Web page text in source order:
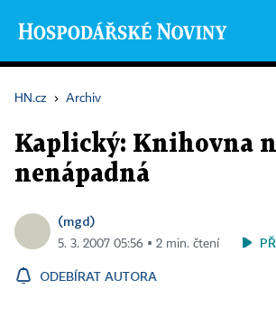
HN.cz › Archiv
Kaplický: Knihovna
nenápadná
(mgd)
5. 3. 2007 05:56 ▪ 2 min. čtení
ODEBÍRAT AUTORA